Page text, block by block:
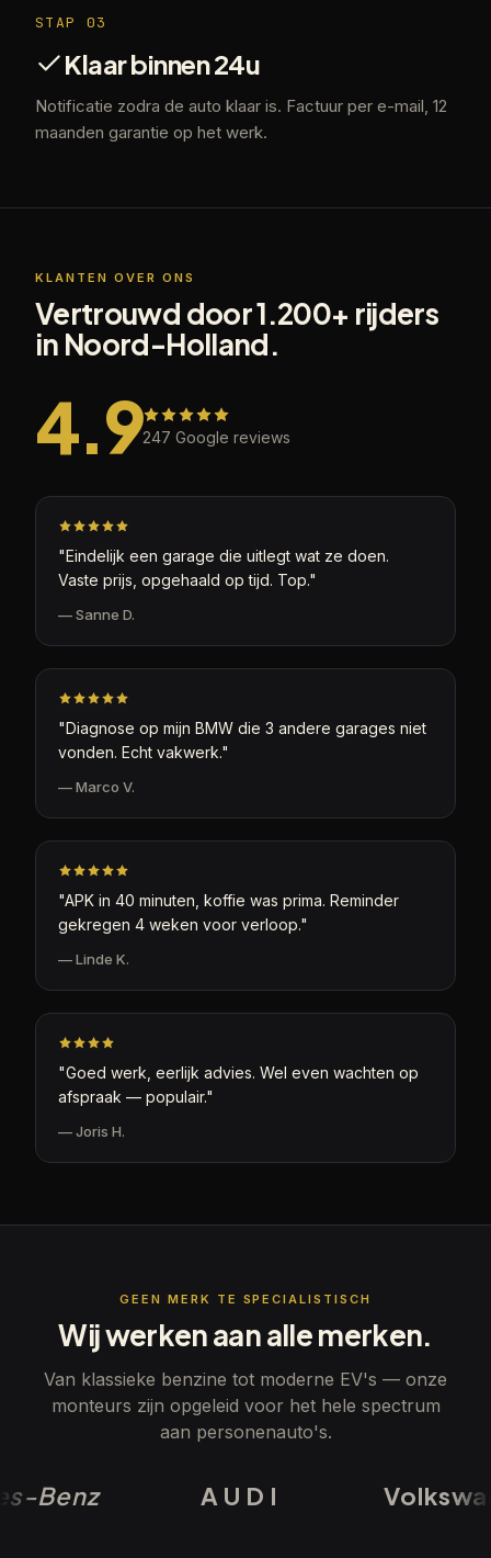
STAP 03
Klaar binnen 24u
Notificatie zodra de auto klaar is. Factuur per e-mail, 12
maanden garantie op het werk.
KLANTEN OVER ONS
Vertrouwd door 1.200+ rijders
in Noord-Holland.
4.9247 Google reviews
"Eindelijk een garage die uitlegt wat ze doen.
Vaste prijs, opgehaald op tijd. Top."
—Sanne D.
"Diagnose op mijn BMW die 3 andere garages niet
vonden. Echt vakwerk."
—Marco V.
"APK in 40 minuten, koffie was prima. Reminder
gekregen 4 weken voor verloop."
—Linde K.
"Goed werk, eerlijk advies. Wel even wachten op
afspraak — populair."
—Joris H.
GEEN MERK TE SPECIALISTISCH
Wij werken aan alle merken.
Van klassieke benzine tot moderne EV's — onze
monteurs zijn opgeleid voor het hele spectrum
aan personenauto's.
AUDI Volkswagen